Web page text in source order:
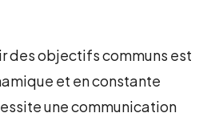
des objectifs communs est
et en constante
une communication